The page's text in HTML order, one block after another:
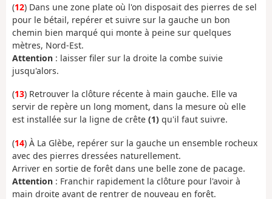
(12) Dans une zone plate où l'on disposait des pierres de sel
pour le bétail, repérer et suivre sur la gauche un bon
chemin bien marqué qui monte à peine sur quelques
mètres, Nord-Est.
Attention : laisser filer sur la droite la combe suivie
jusqu'alors.
(13) Retrouver la clôture récente à main gauche. Elle va
servir de repère un long moment, dans la mesure où elle
est installée sur la ligne de crête (1) qu'il faut suivre.
(14) À La Glèbe, repérer sur la gauche un ensemble rocheux
avec des pierres dressées naturellement.
Arriver en sortie de forêt dans une belle zone de pacage.
Attention : Franchir rapidement la clôture pour l'avoir à
main droite avant de rentrer de nouveau en forêt.